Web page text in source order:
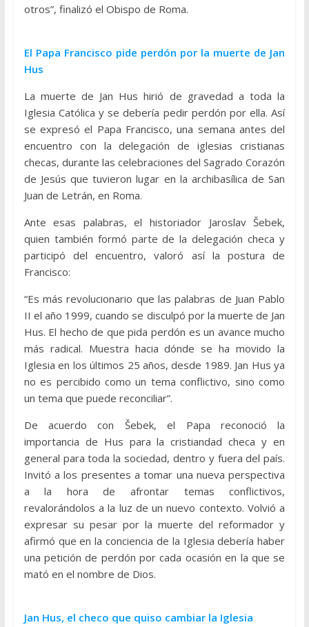
otros”, finalizó el Obispo de Roma.
El Papa Francisco pide perdón por la muerte de Jan
Hus
La muerte de Jan Hus hirió de gravedad a toda la
Iglesia Católica y se debería pedir perdón por ella. Así
se expresó el Papa Francisco, una semana antes del
encuentro con la delegación de iglesias cristianas
checas, durante las celebraciones del Sagrado Corazón
de Jesús que tuvieron lugar en la archibasílica de San
Juan de Letrán, en Roma.
Ante esas palabras, el historiador Jaroslav Šebek,
quien también formó parte de la delegación checa y
participó del encuentro, valoró así la postura de
Francisco:
“Es más revolucionario que las palabras de Juan Pablo
II el año 1999, cuando se disculpó por la muerte de Jan
Hus. El hecho de que pida perdón es un avance mucho
más radical. Muestra hacia dónde se ha movido la
Iglesia en los últimos 25 años, desde 1989. Jan Hus ya
no es percibido como un tema conflictivo, sino como
un tema que puede reconciliar”.
De acuerdo con Šebek, el Papa reconoció la
importancia de Hus para la cristiandad checa y en
general para toda la sociedad, dentro y fuera del país.
Invitó a los presentes a tomar una nueva perspectiva
a la hora de afrontar temas conflictivos,
revalorándolos a la luz de un nuevo contexto. Volvió a
expresar su pesar por la muerte del reformador y
afirmó que en la conciencia de la Iglesia debería haber
una petición de perdón por cada ocasión en la que se
mató en el nombre de Dios.
Jan Hus, el checo que quiso cambiar la Iglesia